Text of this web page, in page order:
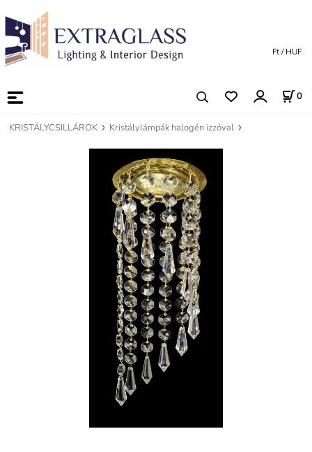
0
Ft / HUF
KRISTÁLYCSILLÁROK Kristálylámpák halogén izzóval